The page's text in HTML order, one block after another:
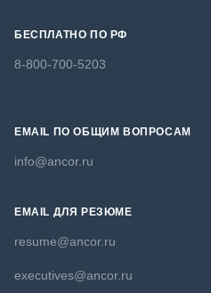
БЕСПЛАТНО ПО РФ
8-800-700-5203
EMAIL ПО ОБЩИМ ВОПРОСАМ
info@ancor.ru
EMAIL ДЛЯ РЕЗЮМЕ
resume@ancor.ru
executives@ancor.ru